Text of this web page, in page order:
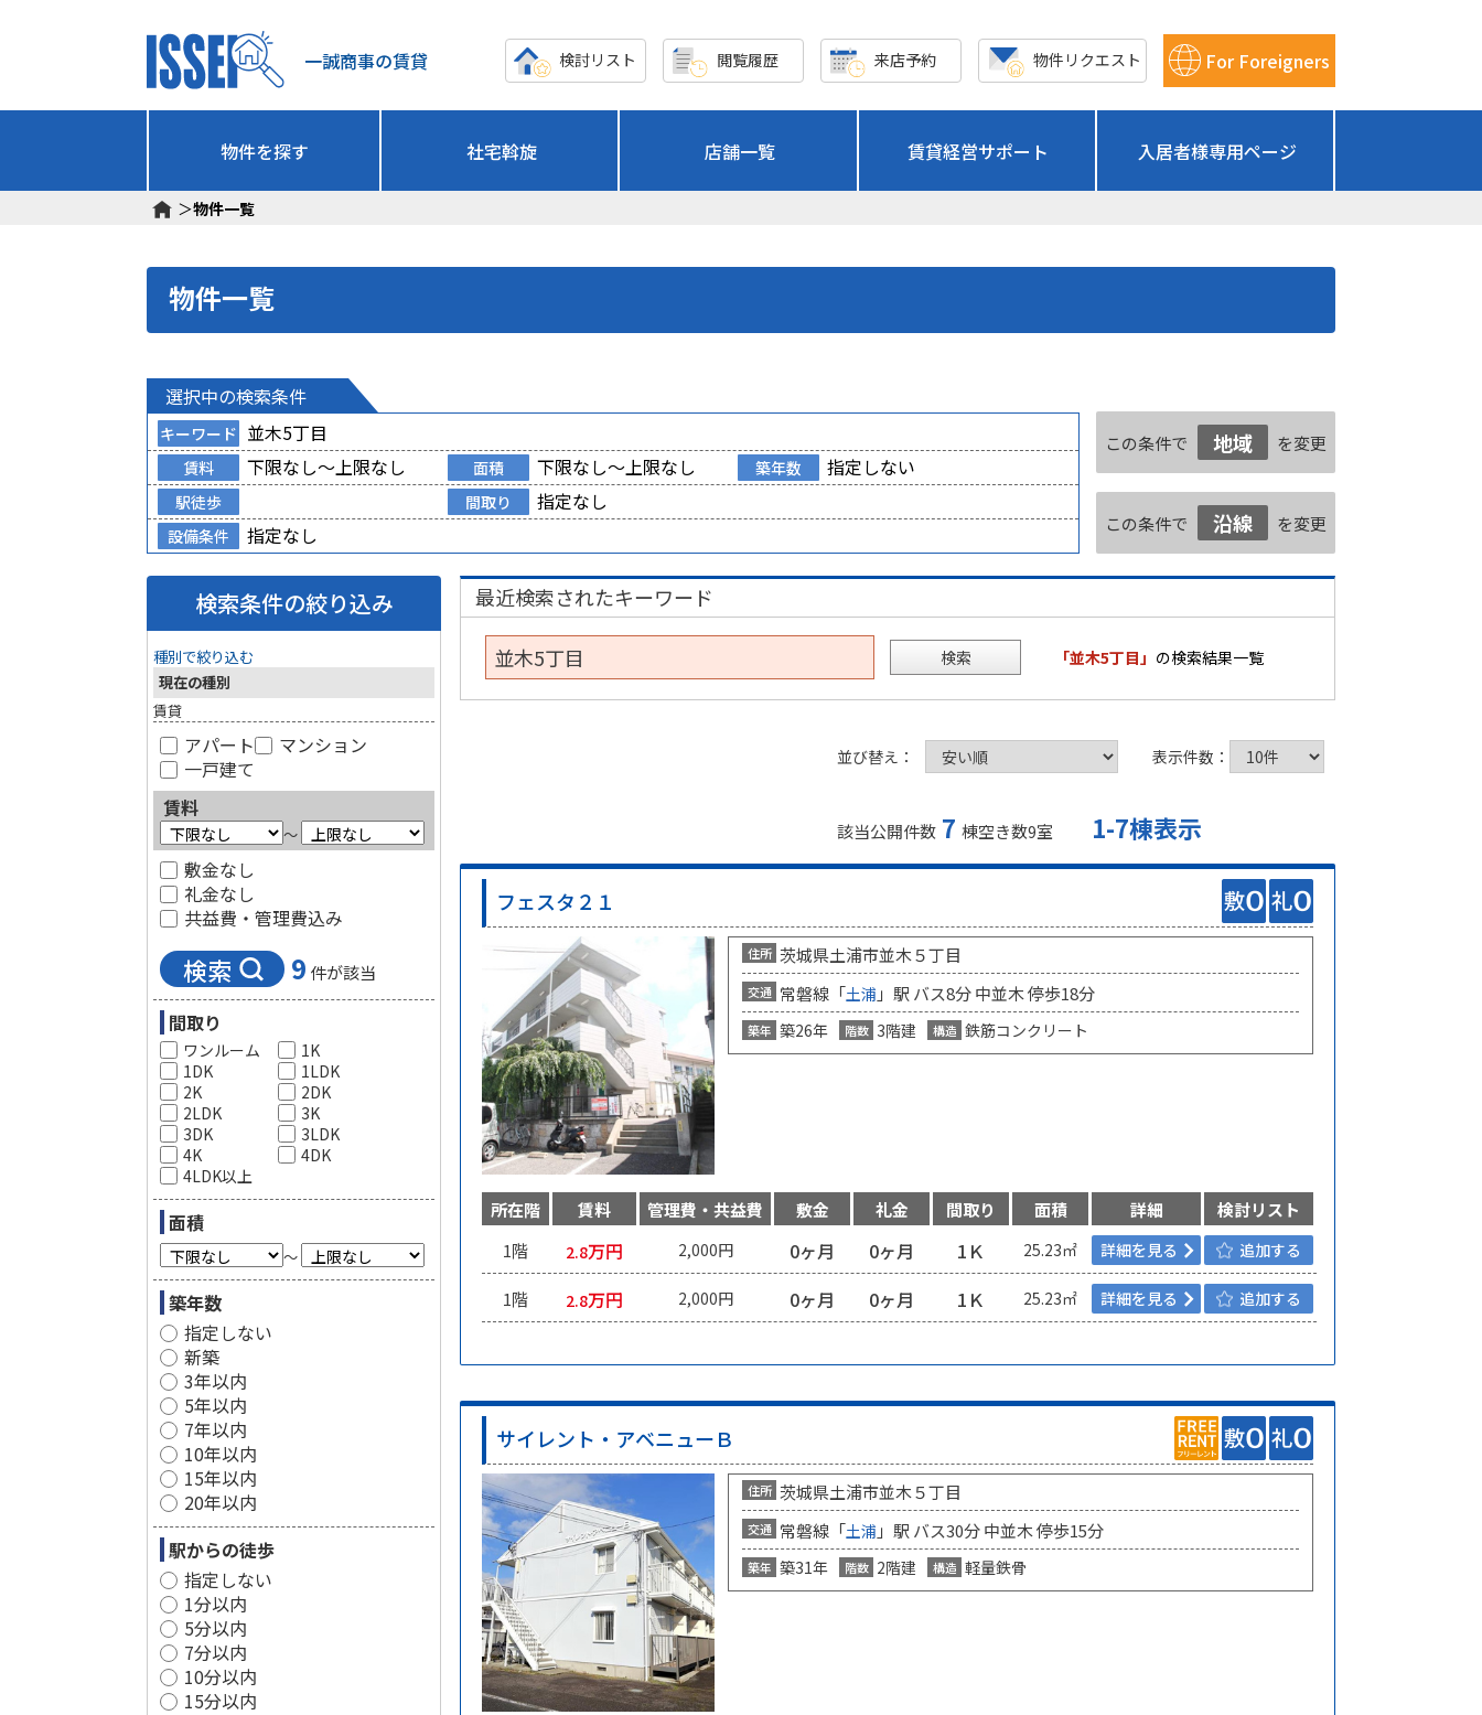
一誠商事の賃貸 検討リスト 閲覧履歴 来店予約 物件リクエスト For Foreigners
物件を探す 社宅斡旋 店舗一覧 賃貸経営サポート 入居者様専用ページ
＞物件一覧
物件一覧
選択中の検索条件
キーワード 並木5丁目
賃料 下限なし～上限なし 面積 下限なし～上限なし 築年数 指定しない
駅徒歩 間取り 指定なし
設備条件 指定なし
この条件で 地域 を変更
この条件で 沿線 を変更
検索条件の絞り込み
種別で絞り込む
現在の種別
賃貸
アパート
マンション
一戸建て
賃料
～
敷金なし
礼金なし
共益費・管理費込み
検索 9 件が該当
間取り
ワンルーム
1K
1DK
1LDK
2K
2DK
2LDK
3K
3DK
3LDK
4K
4DK
4LDK以上
面積
～
築年数
指定しない
新築
3年以内
5年以内
7年以内
10年以内
15年以内
20年以内
駅からの徒歩
指定しない
1分以内
5分以内
7分以内
10分以内
15分以内
最近検索されたキーワード
検索 「並木5丁目」 の検索結果一覧
並び替え： 表示件数：
該当公開件数 7 棟空き数9室 1-7棟表示
フェスタ２１
住所 茨城県土浦市並木５丁目
交通 常磐線「土浦 」駅 バス8分 中並木 停歩18分
築年 築26年 階数 3階建 構造 鉄筋コンクリート
所在階 賃料 管理費・共益費 敷金 礼金 間取り 面積 詳細
検討リスト
1階
2.8万円 2,000円 0ヶ月 0ヶ月 1Ｋ 25.23㎡ 詳細を見る 追加する
1階 2.8万円 2,000円 0ヶ月 0ヶ月 1Ｋ 25.23㎡ 詳細を見る 追加する
サイレント・アベニューＢ
住所 茨城県土浦市並木５丁目
交通 常磐線「土浦 」駅 バス30分 中並木 停歩15分
築年 築31年 階数 2階建 構造 軽量鉄骨